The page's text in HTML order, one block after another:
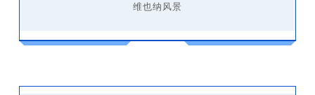
维也纳风景